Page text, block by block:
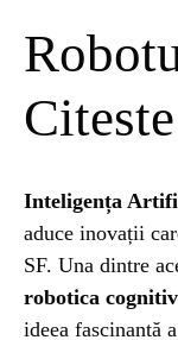
Inteligența
aduce inovații
SF. Una dintre
robotica
ideea fascinantă